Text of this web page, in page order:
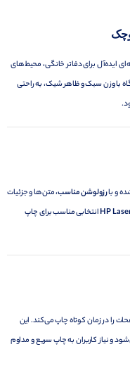
ایده‌آل برای دفاتر خانگی، محیط‌های
با وزن سبک و ظاهر شیک، به راحتی
و بارزولوشن مناسب، متن‌ها و جزئیات
HPانتخابی مناسب برای چاپ
را در زمان کوتاه چاپ می‌کند. این
و نیاز کاربران به چاپ سریع و مداوم